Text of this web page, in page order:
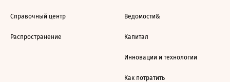
Справочный центр
Распространение
Ведомости&
Капитал
Инновации и технологии
Как потратить